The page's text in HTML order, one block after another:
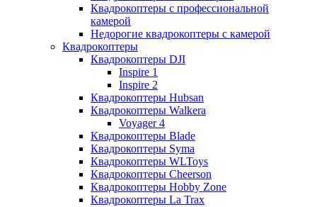
Квадрокоптеры с профессиональной
камерой
Недорогие квадрокоптеры с камерой
Квадрокоптеры
Квадрокоптеры DJI
Inspire 1
Inspire 2
Квадрокоптеры Hubsan
Квадрокоптеры Walkera
Voyager 4
Квадрокоптеры Blade
Квадрокоптеры Syma
Квадрокоптеры WLToys
Квадрокоптеры Cheerson
Квадрокоптеры Hobby Zone
Квадрокоптеры La Trax